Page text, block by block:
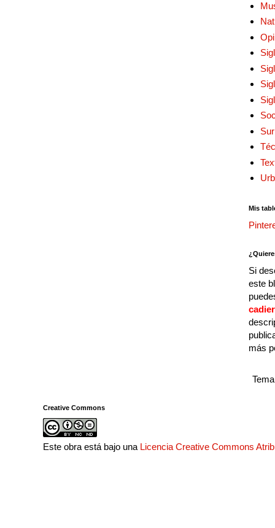
Mis
Si
este
más
Creative Commons
Este obra está bajo una Licencia Creative Commons